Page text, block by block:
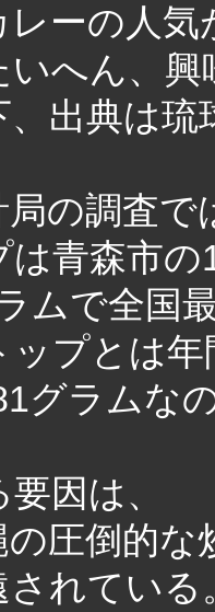
レーの人
いへん、
、出典は
の調査
は青森市
ムで全国
ップとは
グラムな
因は、
圧倒的な
されている